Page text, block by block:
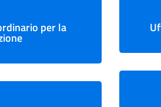
per la